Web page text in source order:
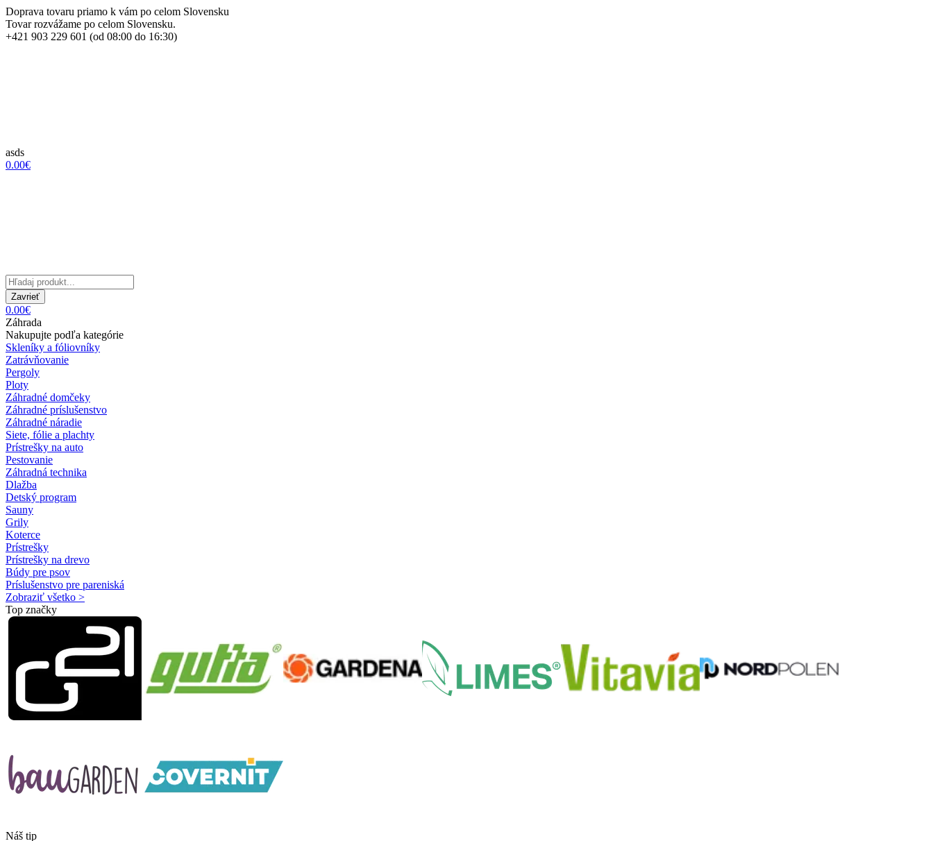
Doprava tovaru priamo k vám po celom Slovensku
Tovar rozvážame po celom Slovensku.
+421 903 229 601 (od 08:00 do 16:30)
asds
0.00€
Zavrieť
0.00€
Záhrada
Nakupujte podľa kategórie
Skleníky a fóliovníky
Zatrávňovanie
Pergoly
Ploty
Záhradné domčeky
Záhradné príslušenstvo
Záhradné náradie
Siete, fólie a plachty
Prístrešky na auto
Pestovanie
Záhradná technika
Dlažba
Detský program
Sauny
Grily
Koterce
Prístrešky
Prístrešky na drevo
Búdy pre psov
Príslušenstvo pre pareniská
Zobraziť všetko >
Top značky
Náš tip